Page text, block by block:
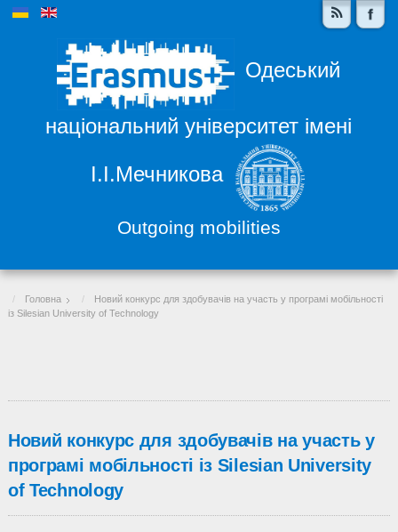
Одеський
національний університет імені
І.І.Мечникова
Outgoing mobilities
Головна
Новий конкурс для здобувачів на участь у програмі мобільності
із Silesian University of Technology
Новий конкурс для здобувачів на участь у
програмі мобільності із Silesian University
of Technology